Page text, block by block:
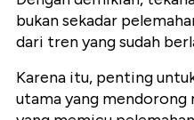
bukan sekadar
dari tren yang sudah
Karena itu, penting
utama yang